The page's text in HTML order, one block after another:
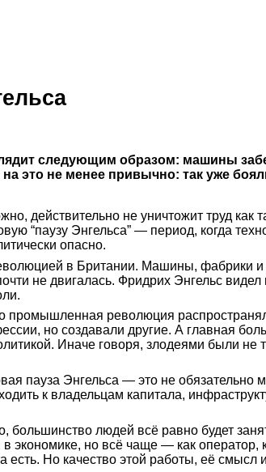
следующим образом: машины
это не менее привычно: так уже
действительно не уничтожит труд как
“паузу Энгельса” — период, когда
опасно.
в Британии. Машины, фабрики
не двигалась. Фридрих Энгельс
промышленная революция
но создавали другие. А главная
Иначе говоря, злодеями были
пауза Энгельса — это не обязательно
к владельцам капитала,
большинство людей всё равно будет
экономике, но всё чаще — как
Но качество этой работы, её смысл